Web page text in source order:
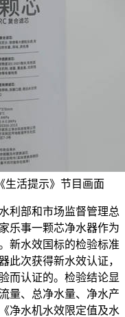
生活提示》节目画面
利部和市场监督管理总
乐事一颗芯净水器作为
新水效国标的检验标准
此次获得新水效认证，
而认证的。检验结论显
量、总净水量、净水产
净水机水效限定值及水